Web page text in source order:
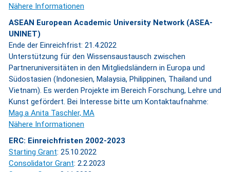
Nähere Informationen
ASEAN European Academic University Network (ASEA-
UNINET)
Ende der Einreichfrist: 21.4.2022
Unterstützung für den Wissensaustausch zwischen
Partneruniversitäten in den Mitgliedsländern in Europa und
Südostasien (Indonesien, Malaysia, Philippinen, Thailand und
Vietnam). Es werden Projekte im Bereich Forschung, Lehre und
Kunst gefördert. Bei Interesse bitte um Kontaktaufnahme:
Mag.a Anita Taschler, MA
Nähere Informationen
ERC: Einreichfristen 2002-2023
Starting Grant: 25.10.2022
Consolidator Grant: 2.2.2023